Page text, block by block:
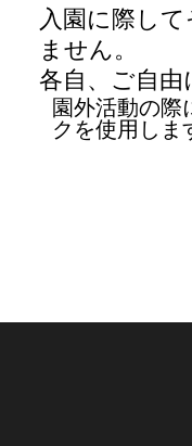
入園に際し
ません。
各自、ご自由
園外活動の際
クを使用しま